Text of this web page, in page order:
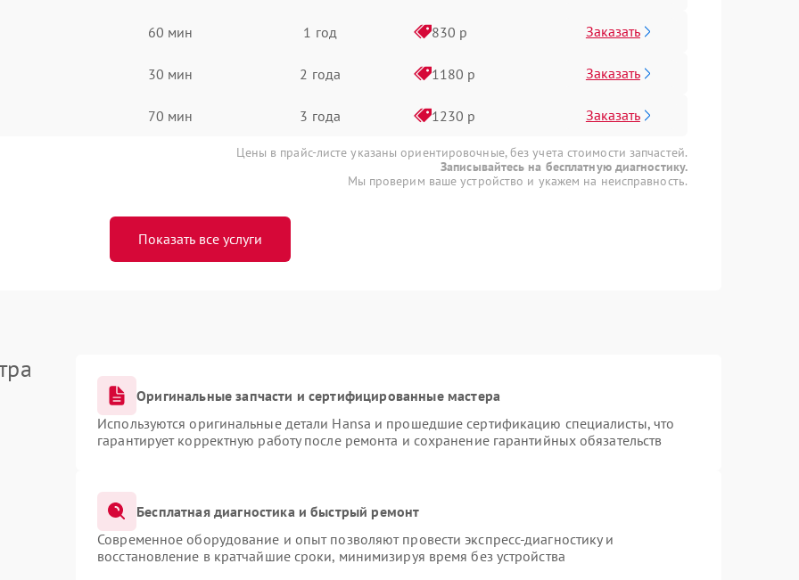
60 мин 1 год 830 р Заказать
30 мин 2 года 1180 р Заказать
70 мин 3 года 1230 р Заказать
Цены в прайс-листе указаны ориентировочные, без учета стоимости запчастей.
Записывайтесь на бесплатную диагностику.
Мы проверим ваше устройство и укажем на неисправность.
Показать все услуги
Оригинальные запчасти и сертифицированные мастера
Используются оригинальные детали Hansa и прошедшие сертификацию специалисты, что
гарантирует корректную работу после ремонта и сохранение гарантийных обязательств
Бесплатная диагностика и быстрый ремонт
Современное оборудование и опыт позволяют провести экспресс-диагностику и
восстановление в кратчайшие сроки, минимизируя время без устройства